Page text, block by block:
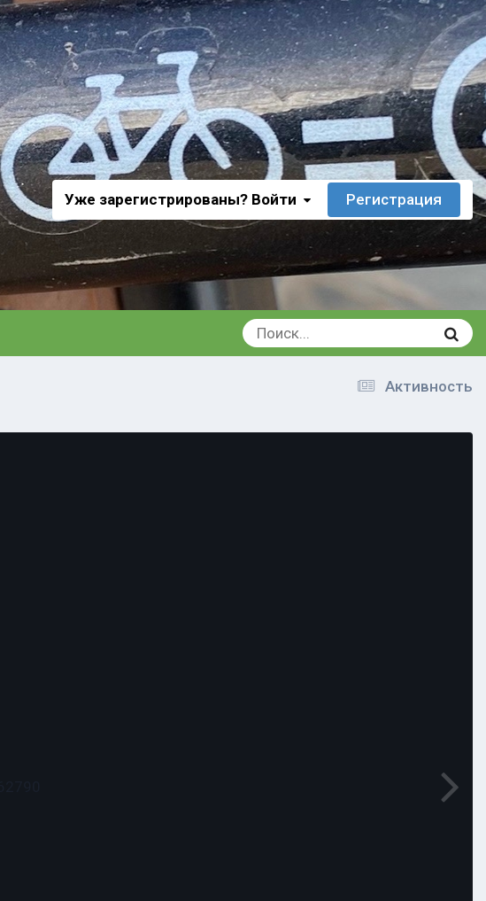
Уже зарегистрированы? Войти Регистрация
Активность